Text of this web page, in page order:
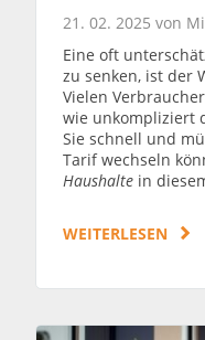
21. 02. 2025 von
Eine oft
zu senken, ist der
Vielen
wie unkompliziert
Sie schnell und
Tarif wechseln
Haushalte in
WEITERLESEN